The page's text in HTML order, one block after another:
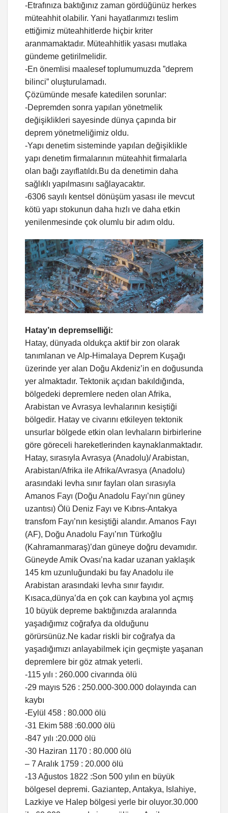
-Etrafınıza baktığınız zaman gördüğünüz herkes
müteahhit olabilir. Yani hayatlarımızı teslim
ettiğimiz müteahhitlerde hiçbir kriter
aranmamaktadır. Müteahhitlik yasası mutlaka
gündeme getirilmelidir.
-En önemlisi maalesef toplumumuzda ”deprem
bilinci” oluşturulamadı.
Çözümünde mesafe katedilen sorunlar:
-Depremden sonra yapılan yönetmelik
değişiklikleri sayesinde dünya çapında bir
deprem yönetmeliğimiz oldu.
-Yapı denetim sisteminde yapılan değişiklikle
yapı denetim firmalarının müteahhit firmalarla
olan bağı zayıflatıldı.Bu da denetimin daha
sağlıklı yapılmasını sağlayacaktır.
-6306 sayılı kentsel dönüşüm yasası ile mevcut
kötü yapı stokunun daha hızlı ve daha etkin
yenilenmesinde çok olumlu bir adım oldu.
Hatay’ın depremselliği:
Hatay, dünyada oldukça aktif bir zon olarak
tanımlanan ve Alp-Himalaya Deprem Kuşağı
üzerinde yer alan Doğu Akdeniz’in en doğusunda
yer almaktadır. Tektonik açıdan bakıldığında,
bölgedeki depremlere neden olan Afrika,
Arabistan ve Avrasya levhalarının kesiştiği
bölgedir. Hatay ve civarını etkileyen tektonik
unsurlar bölgede etkin olan levhaların birbirlerine
göre göreceli hareketlerinden kaynaklanmaktadır.
Hatay, sırasıyla Avrasya (Anadolu)/ Arabistan,
Arabistan/Afrika ile Afrika/Avrasya (Anadolu)
arasındaki levha sınır fayları olan sırasıyla
Amanos Fayı (Doğu Anadolu Fayı’nın güney
uzantısı) Ölü Deniz Fayı ve Kıbrıs-Antakya
transfom Fayı’nın kesiştiği alandır. Amanos Fayı
(AF), Doğu Anadolu Fayı’nın Türkoğlu
(Kahramanmaraş)’dan güneye doğru devamıdır.
Güneyde Amik Ovası’na kadar uzanan yaklaşık
145 km uzunluğundaki bu fay Anadolu ile
Arabistan arasındaki levha sınır fayıdır.
Kısaca,dünya’da en çok can kaybına yol açmış
10 büyük depreme baktığınızda aralarında
yaşadığımız coğrafya da olduğunu
görürsünüz.Ne kadar riskli bir coğrafya da
yaşadığımızı anlayabilmek için geçmişte yaşanan
depremlere bir göz atmak yeterli.
-115 yılı : 260.000 civarında ölü
-29 mayıs 526 : 250.000-300.000 dolayında can
kaybı
-Eylül 458 : 80.000 ölü
-31 Ekim 588 :60.000 ölü
-847 yılı :20.000 ölü
-30 Haziran 1170 : 80.000 ölü
– 7 Aralık 1759 : 20.000 ölü
-13 Ağustos 1822 :Son 500 yılın en büyük
bölgesel depremi. Gaziantep, Antakya, Islahiye,
Lazkiye ve Halep bölgesi yerle bir oluyor.30.000